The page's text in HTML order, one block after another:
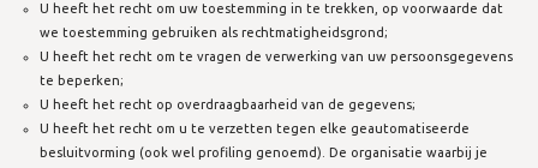
U heeft het recht om uw toestemming in te trekken, op voorwaarde dat
we toestemming gebruiken als rechtmatigheidsgrond;
U heeft het recht om te vragen de verwerking van uw persoonsgegevens
te beperken;
U heeft het recht op overdraagbaarheid van de gegevens;
U heeft het recht om u te verzetten tegen elke geautomatiseerde
besluitvorming (ook wel profiling genoemd). De organisatie waarbij je